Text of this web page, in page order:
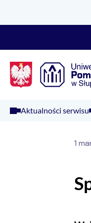
Aktualności serwisu
1